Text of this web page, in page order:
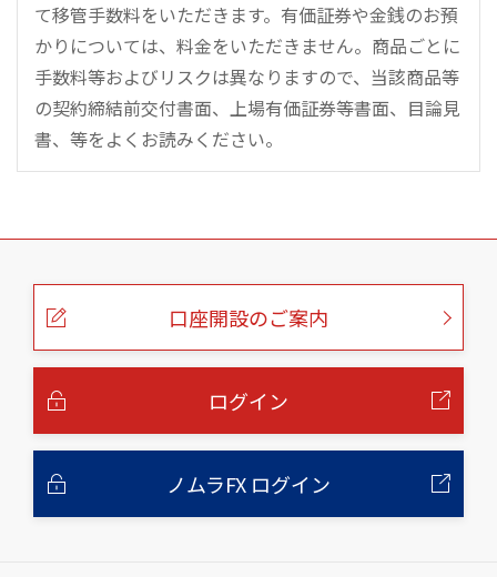
て移管手数料をいただきます。有価証券や金銭のお預
かりについては、料金をいただきません。商品ごとに
手数料等およびリスクは異なりますので、当該商品等
の契約締結前交付書面、上場有価証券等書面、目論見
書、等をよくお読みください。
こ
口座開設のご案内
ログイン
ノムラFX ログイン